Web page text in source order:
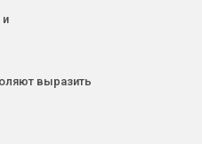
и
выразить